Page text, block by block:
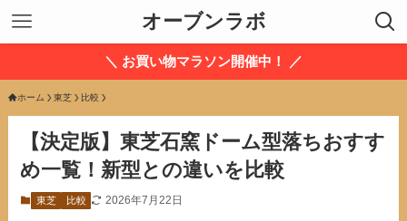
オーブンラボ
＼ お買い物マラソン開催中！ ／
ホーム 東芝 比較
【決定版】東芝石窯ドーム型落ちおすす
め一覧！新型との違いを比較
東芝 比較 2026年7月22日